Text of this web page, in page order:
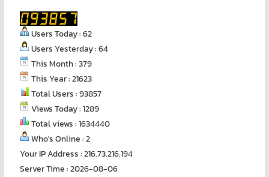
Users Today : 62
Users Yesterday : 64
This Month : 379
This Year : 21623
Total Users : 93857
Views Today : 1289
Total views : 1634440
Who's Online : 2
Your IP Address : 216.73.216.194
Server Time : 2026-08-06